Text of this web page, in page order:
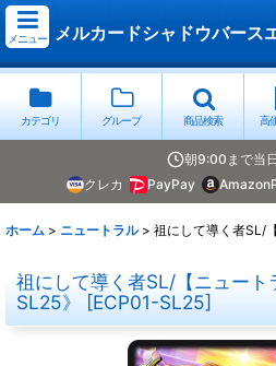
メニュー メルカードシャドウバース
カテゴリ グループ 商品検索 高
朝9:00まで当
クレカ
PayPay
ホーム > ニュートラル > 祖にして導く者SL/
祖にして導く者SL/【ニュート
SL25》
[ECP01-SL25]